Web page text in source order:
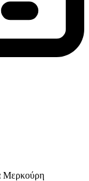
Μερκούρη